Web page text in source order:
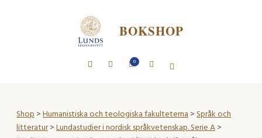
BOKSHOP
0
Shop>Humanistiska och teologiska fakulteterna>Språk och
litteratur>Lundastudier i nordisk språkvetenskap. Serie A>